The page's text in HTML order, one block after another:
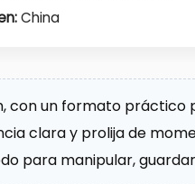
China
con un formato práctico
clara y prolija de
para manipular,